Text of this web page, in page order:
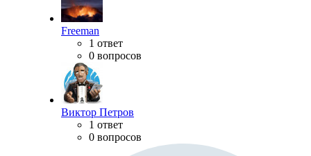
Freeman
1 ответ
0 вопросов
Виктор Петров
1 ответ
0 вопросов